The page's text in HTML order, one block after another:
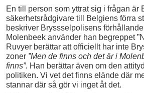
En till person som yttrat sig i frågan är
säkerhetsrådgivare till Belgiens förra
beskriver Bryssselpolisens
Molenbeek använder han begreppet
Ruvyer berättar att officiellt har inte
zoner ”Men de finns och det är i
finns”. Han berättar även om den
politiken. Vi vet det finns elände där
stannar där så gör vi inget åt det.